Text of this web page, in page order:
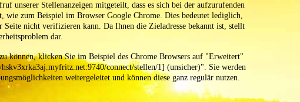
unserer Stellenanzeigen mitgeteilt, dass es sich bei der aufzurufenden
wie zum Beispiel im Browser Google Chrome. Dies bedeutet lediglich,
Seite nicht verifizieren kann. Da Ihnen die Zieladresse bekannt ist, stellt
dar.
können, klicken Sie im Beispiel des Chrome Browsers auf "Erweitert"
connect/stellen/1] (unsicher)". Sie werden
weitergeleitet und können diese ganz regulär nutzen.